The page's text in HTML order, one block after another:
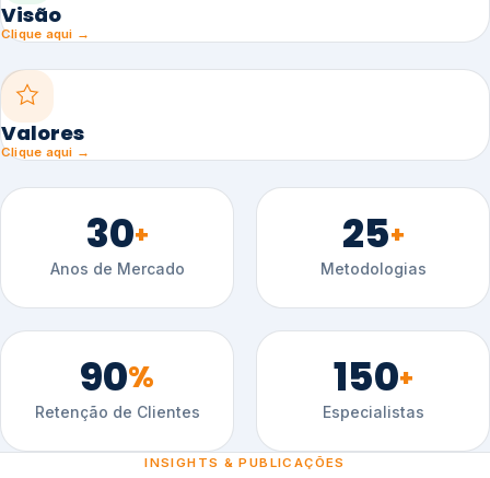
Visão
Clique aqui →
Valores
Clique aqui →
30+
Anos de Mercado
25+
Metodologias
90%
Retenção de Clientes
150+
Especialistas
INSIGHTS & PUBLICAÇÕES